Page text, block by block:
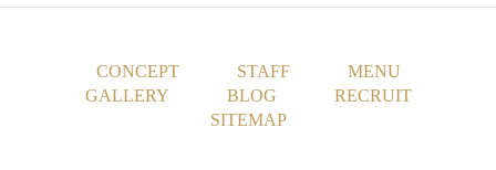
CONCEPT STAFF
MENU
GALLERY
BLOG
RECRUIT
SITEMAP